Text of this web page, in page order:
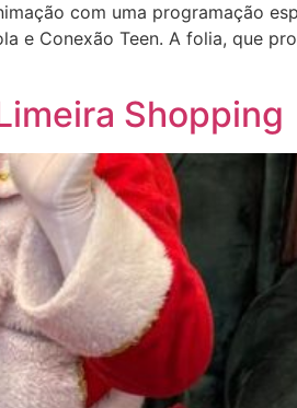
com uma programação
e Conexão Teen. A folia, que
Shopping